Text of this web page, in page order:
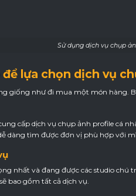
Sử dụng dịch vụ chụp
để lựa chọn dịch vụ
giống như đi mua một món hàng.
cấp dịch vụ chụp ảnh profile cá
dàng tìm được đơn vị phù hợp với
nhất và đang được các studio
bao gồm tất cả dịch vụ.